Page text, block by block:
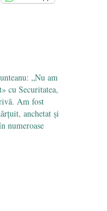
și să își
„Nu am
cu Securitatea,
Am fost
anchetat și
numeroase